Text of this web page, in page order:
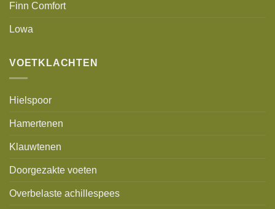
Finn Comfort
Lowa
VOETKLACHTEN
Hielspoor
Hamertenen
Klauwtenen
Doorgezakte voeten
Overbelaste achillespees